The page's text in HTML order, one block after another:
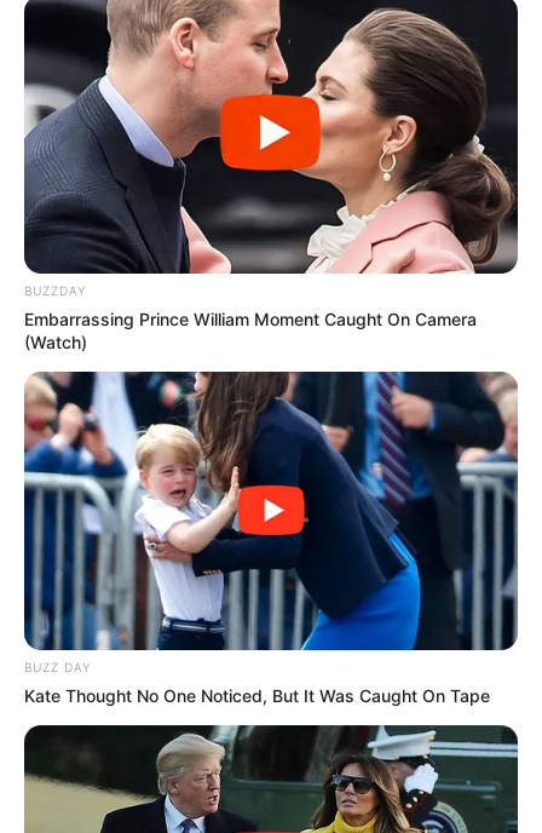
BUZZDAY
Embarrassing Prince William Moment Caught On Camera
(Watch)
BUZZ DAY
Kate Thought No One Noticed, But It Was Caught On Tape